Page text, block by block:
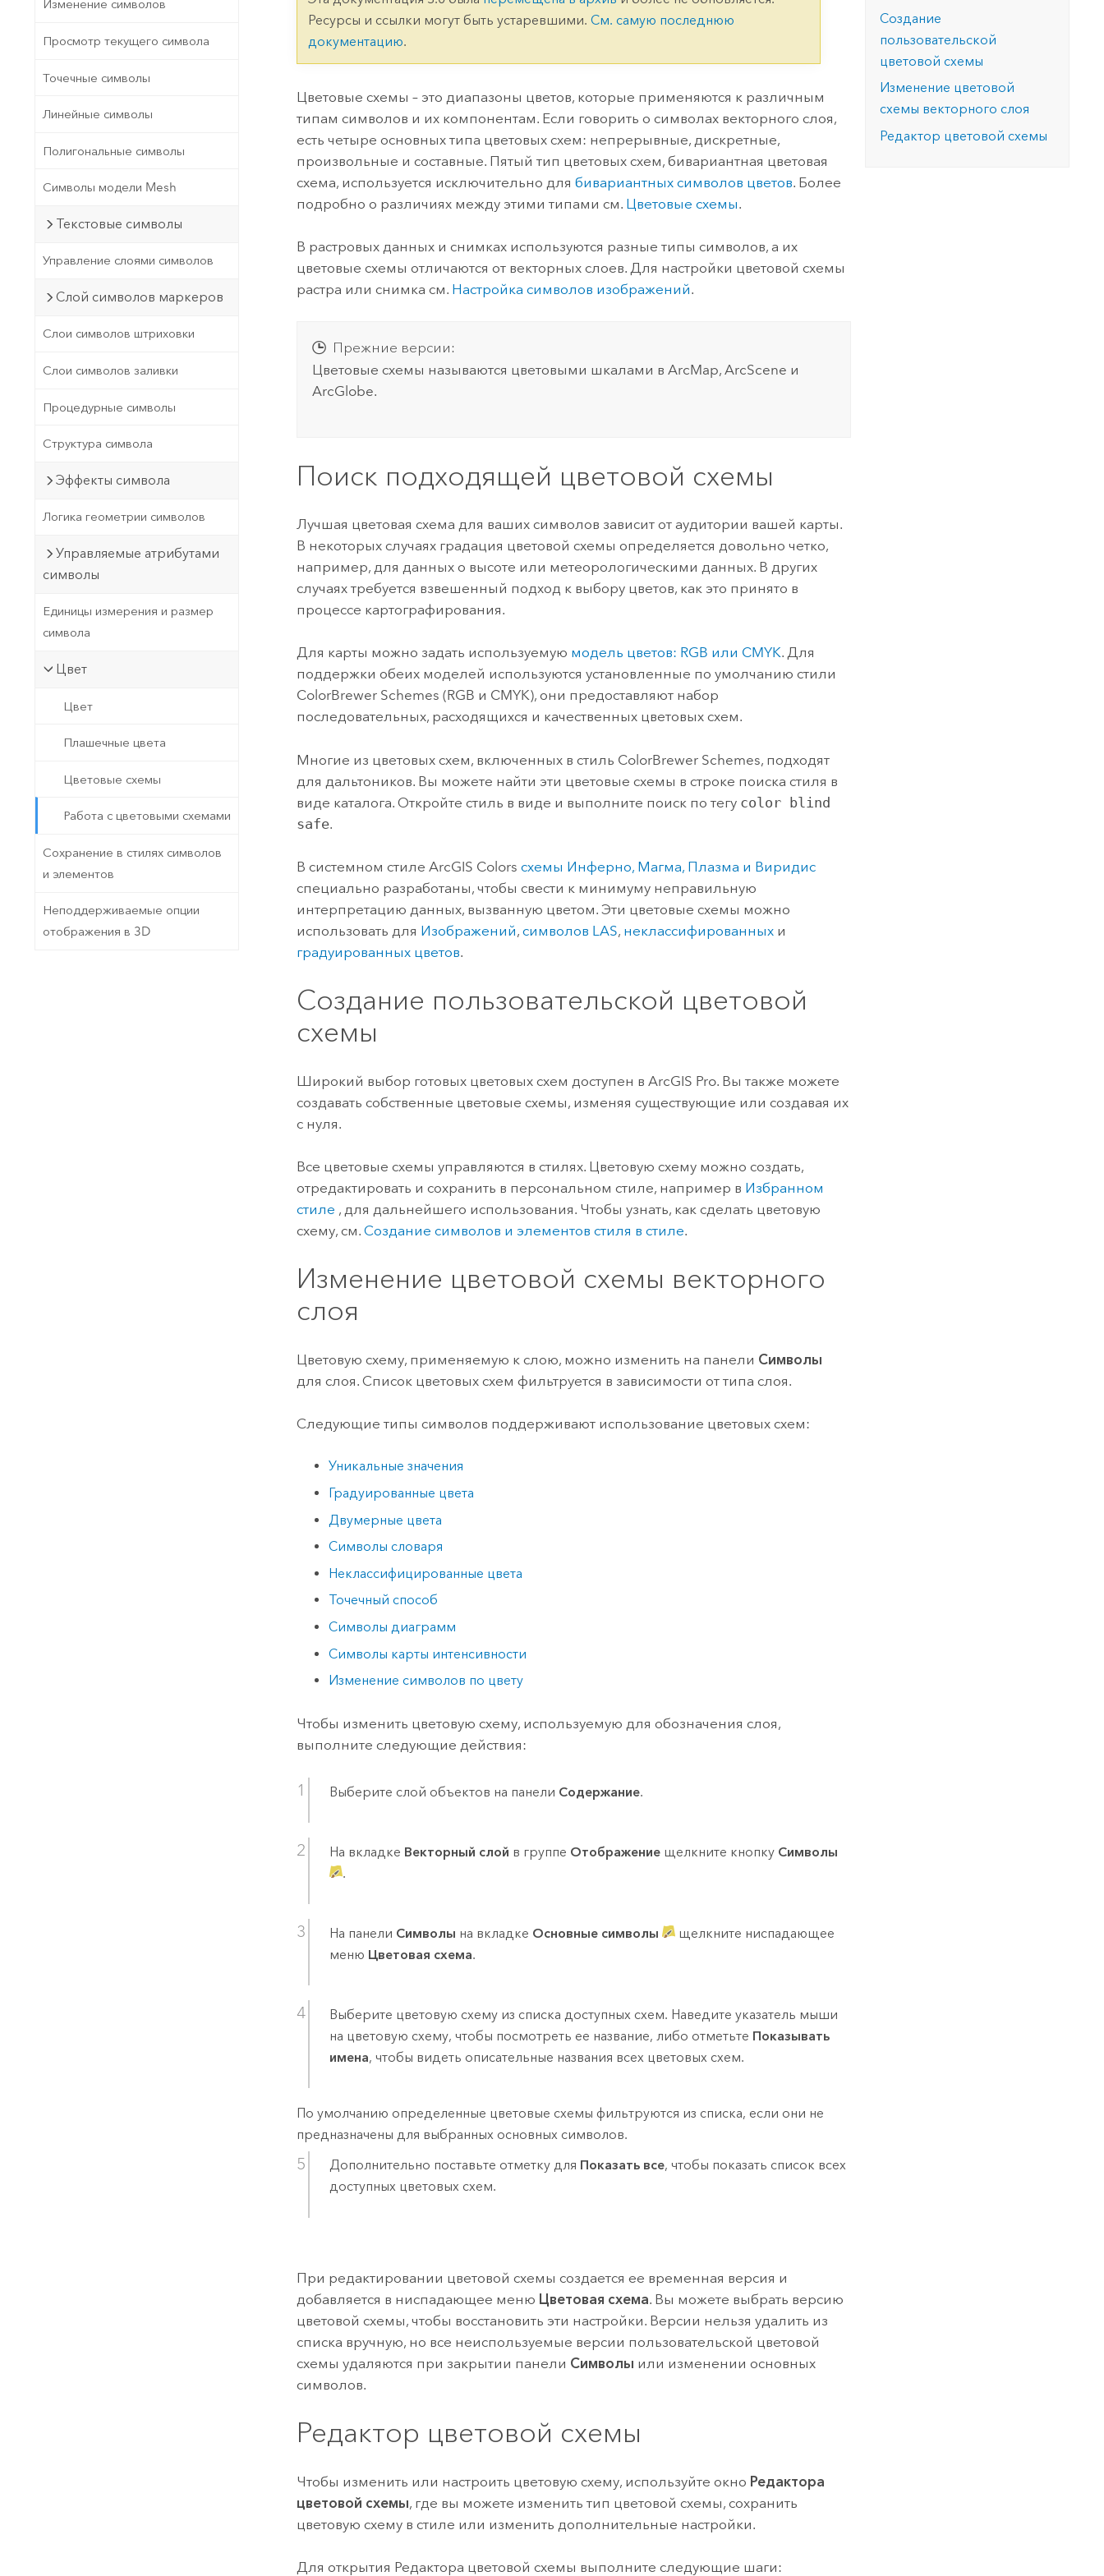
Фундаментальная система для
приложений и приложений
Все продукты
Все отрасли
данных, а также для получения
результатов, позволяющих решать
сложные задачи.
технологий
спасательные операции.
Изменение символов
Просмотр текущего символа
Точечные символы
Линейные символы
Полигональные символы
Символы модели Mesh
Текстовые символы
Управление слоями символов
Слой символов маркеров
Слои символов штриховки
Слои символов заливки
Процедурные символы
Структура символа
Эффекты символа
Логика геометрии символов
Управляемые атрибутами
символы
Единицы измерения и размер
символа
Цвет
Цвет
Плашечные цвета
Цветовые схемы
Работа с цветовыми схемами
Сохранение в стилях символов
и элементов
Неподдерживаемые опции
отображения в 3D
Ресурсы и ссылки могут быть устаревшими.См. самую последнюю
документацию.
Цветовые схемы – это диапазоны цветов, которые применяются к различным
типам символов и их компонентам. Если говорить о символах векторного слоя,
есть четыре основных типа цветовых схем: непрерывные, дискретные,
произвольные и составные. Пятый тип цветовых схем, бивариантная цветовая
схема, используется исключительно длябивариантных символов цветов. Более
подробно о различиях между этими типами см. Цветовые схемы.
В растровых данных и снимках используются разные типы символов, а их
цветовые схемы отличаются от векторных слоев. Для настройки цветовой схемы
растра или снимка см. Настройка символов изображений.
Прежние версии:
Цветовые схемы называются цветовыми шкалами в ArcMap, ArcScene и
ArcGlobe.
Поиск подходящей цветовой схемы
Лучшая цветовая схема для ваших символов зависит от аудитории вашей карты.
В некоторых случаях градация цветовой схемы определяется довольно четко,
например, для данных о высоте или метеорологическими данных. В других
случаях требуется взвешенный подход к выбору цветов, как это принято в
процессе картографирования.
Для карты можно задать используемую модель цветов: RGB или CMYK. Для
поддержки обеих моделей используются установленные по умолчанию стили
ColorBrewer Schemes (RGB и CMYK), они предоставляют набор
последовательных, расходящихся и качественных цветовых схем.
Многие из цветовых схем, включенных в стиль ColorBrewer Schemes, подходят
для дальтоников. Вы можете найти эти цветовые схемы в строке поиска стиля в
виде каталога. Откройте стиль в виде и выполните поиск по тегу color blind
safe.
В системном стиле ArcGIS Colorsсхемы Инферно, Магма, Плазма и Виридис
специально разработаны, чтобы свести к минимуму неправильную
интерпретацию данных, вызванную цветом. Эти цветовые схемы можно
использовать для Изображений,символов LAS, неклассифированных и
градуированных цветов.
Создание пользовательской цветовой
схемы
Широкий выбор готовых цветовых схем доступен вArcGIS Pro. Вы также можете
создавать собственные цветовые схемы, изменяя существующие или создавая их
с нуля.
Все цветовые схемы управляются в стилях. Цветовую схему можно создать,
отредактировать и сохранить в персональном стиле, например в Избранном
стиле , для дальнейшего использования. Чтобы узнать, как сделать цветовую
схему, см.Создание символов и элементов стиля в стиле.
Изменение цветовой схемы векторного
слоя
Цветовую схему, применяемую к слою, можно изменить на панели Символы
для слоя. Список цветовых схем фильтруется в зависимости от типа слоя.
Следующие типы символов поддерживают использование цветовых схем:
Уникальные значения
Градуированные цвета
Двумерные цвета
Символы словаря
Неклассифицированные цвета
Точечный способ
Символы диаграмм
Символы карты интенсивности
Изменение символов по цвету
Чтобы изменить цветовую схему, используемую для обозначения слоя,
выполните следующие действия:
Выберите слой объектов на панели Содержание.
На вкладке Векторный слой в группе Отображение щелкните кнопку Символы
.
На панели Символы на вкладке Основные символы
щелкните ниспадающее
меню Цветовая схема.
Выберите цветовую схему из списка доступных схем. Наведите указатель мыши
на цветовую схему, чтобы посмотреть ее название, либо отметьте Показывать
имена, чтобы видеть описательные названия всех цветовых схем.
По умолчанию определенные цветовые схемы фильтруются из списка, если они не
предназначены для выбранных основных символов.
Дополнительно поставьте отметку для Показать все, чтобы показать список всех
доступных цветовых схем.
При редактировании цветовой схемы создается ее временная версия и
добавляется в ниспадающее меню Цветовая схема. Вы можете выбрать версию
цветовой схемы, чтобы восстановить эти настройки. Версии нельзя удалить из
списка вручную, но все неиспользуемые версии пользовательской цветовой
схемы удаляются при закрытии панели Символы или изменении основных
символов.
Редактор цветовой схемы
Чтобы изменить или настроить цветовую схему, используйте окно Редактора
цветовой схемы, где вы можете изменить тип цветовой схемы, сохранить
цветовую схему в стиле или изменить дополнительные настройки.
Для открытия Редактора цветовой схемы выполните следующие шаги:
Создание
пользовательской
цветовой схемы
Изменение цветовой
схемы векторного слоя
Редактор цветовой схемы